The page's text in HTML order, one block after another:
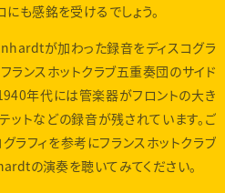
も感銘を受けるでしょう。
が加わった録音をディスコグラ
ランスホットクラブ五重奏団のサイド
1940年代には管楽器がフロントの大き
ットなどの録音が残されています。ご
ラフィを参考にフランスホットクラブ
の演奏を聴いてみてください。